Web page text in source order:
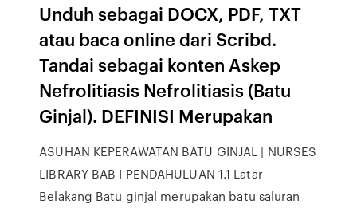
Unduh sebagai DOCX, PDF, TXT
atau baca online dari Scribd.
Tandai sebagai konten Askep
Nefrolitiasis Nefrolitiasis (Batu
Ginjal). DEFINISI Merupakan
ASUHAN KEPERAWATAN BATU GINJAL | NURSES
LIBRARY BAB I PENDAHULUAN 1.1 Latar
Belakang Batu ginjal merupakan batu saluran